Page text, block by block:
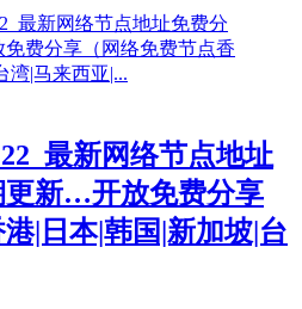
最新网络节点地址
新…开放免费分享
港|日本|韩国|新加坡|台